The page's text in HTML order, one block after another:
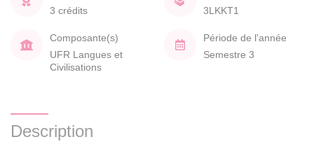
3 crédits
3LKKT1
Composante(s)
UFR Langues et
Civilisations
Période de l'année
Semestre 3
Description